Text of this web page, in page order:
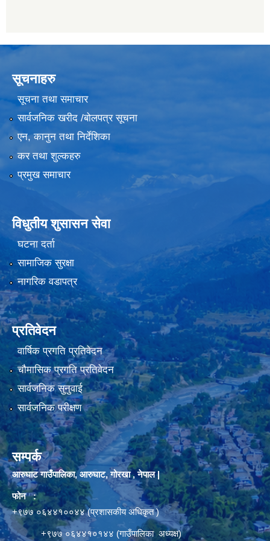
सूचनाहरु
सूचना तथा समाचार
सार्वजनिक खरीद /बोलपत्र सूचना
एन, कानुन तथा निर्देशिका
कर तथा शुल्कहरु
प्रमुख समाचार
विधुतीय शुसासन सेवा
घटना दर्ता
सामाजिक सुरक्षा
नागरिक वडापत्र
प्रतिवेदन
वार्षिक प्रगति प्रतिवेदन
चौमासिक प्रगति प्रतिवेदन
सार्वजनिक सुनुवाई
सार्वजनिक परीक्षण
सम्पर्क
आरुघाट गाउँपालिका, आरुघाट, गोरखा , नेपाल |
फोन :
+९७७ ०६४४१००४४ (प्रशासकीय अधिकृत )
+९७७ ०६४४१०१४४ (गाउँपालिका अध्यक्ष)